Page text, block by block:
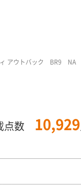
ィ アウトバック BR9 NA
点数 10,929